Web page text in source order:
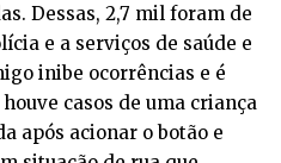
Dessas, 2,7 mil foram de
e a serviços de saúde e
inibe ocorrências e é
casos de uma criança
após acionar o botão e